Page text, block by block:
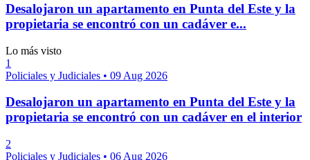
Desalojaron un apartamento en Punta del Este y la
propietaria se encontró con un cadáver e...
Lo más visto
1
Policiales y Judiciales • 09 Aug 2026
Desalojaron un apartamento en Punta del Este y la
propietaria se encontró con un cadáver en el interior
2
Policiales y Judiciales • 06 Aug 2026